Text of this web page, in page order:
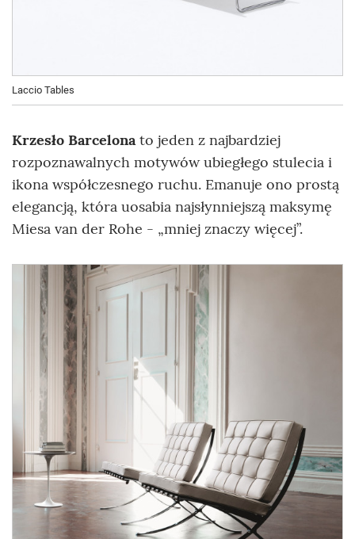
Laccio Tables
Krzesło Barcelonato jeden z najbardziej
rozpoznawalnych motywów ubiegłego stulecia i
ikona współczesnego ruchu. Emanuje ono prostą
elegancją, która uosabia najsłynniejszą maksymę
Miesa van der Rohe - „mniej znaczy więcej”.